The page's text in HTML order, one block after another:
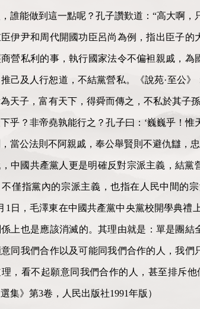
誰能做到這一點呢？孔子讚歎道：“高大啊
臣伊尹和周代開國功臣呂尚為例，指出臣子
營私利的事，執行國家法令不偏袒親戚，
己及人行恕道，不結黨營私。《說苑·至公
天子，富有天下，得舜而傳之，不私於其
乎？非帝堯孰能行之？孔子曰：‘巍巍乎！
當公法則不阿親戚，奉公舉賢則不避仇讎，
中國共產黨人更是明確反對宗派主義，結
僅指黨內的宗派主義，也指在人民中間的
1日，毛澤東在中國共產黨中央黨校開學典禮
上也是應該消滅的。其理由就是：單是團
同我們合作以及可能同我們合作的人，我
，看不起願意同我們合作的人，甚至排斥
選集》第3卷，人民出版社1991年版）